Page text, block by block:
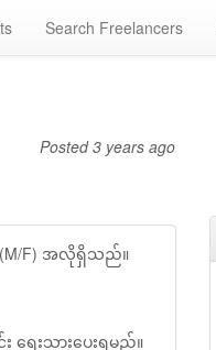
Search Freelancers
Posted3 years ago
(M/F) အလိုရှိသည်။
ရေးသားပေးရမည်။